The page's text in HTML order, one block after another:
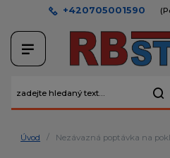
+420705001590
Úvod Nezávazná poptávka na